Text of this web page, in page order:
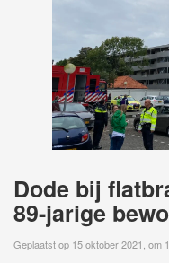
Dode bij
89-jarige
Geplaatst op 15 oktober 2021, om